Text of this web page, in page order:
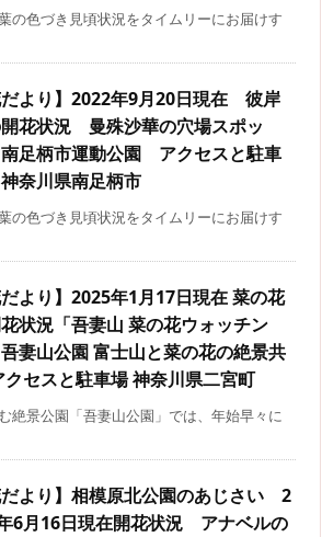
の色づき見頃状況をタイムリーにお届けす
だより】2022年9月20日現在 彼岸
花状況 曼殊沙華の穴場スポッ
足柄市運動公園 アクセスと駐車
奈川県南足柄市
の色づき見頃状況をタイムリーにお届けす
だより】2025年1月17日現在 菜の花
状況「吾妻山 菜の花ウォッチン
妻山公園 富士山と菜の花の絶景共
クセスと駐車場 神奈川県二宮町
絶景公園「吾妻山公園」では、年始早々に
だより】相模原北公園のあじさい 2
6月16日現在開花状況 アナベルの